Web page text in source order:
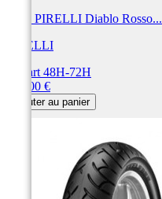
Pneu PIRELLI Diablo Rosso...
PIRELLI
Départ 48H-72H
270,00 €
Ajouter au panier